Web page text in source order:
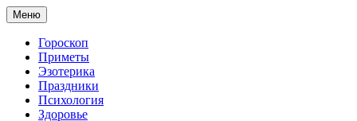
Меню
Гороскоп
Приметы
Эзотерика
Праздники
Психология
Здоровье